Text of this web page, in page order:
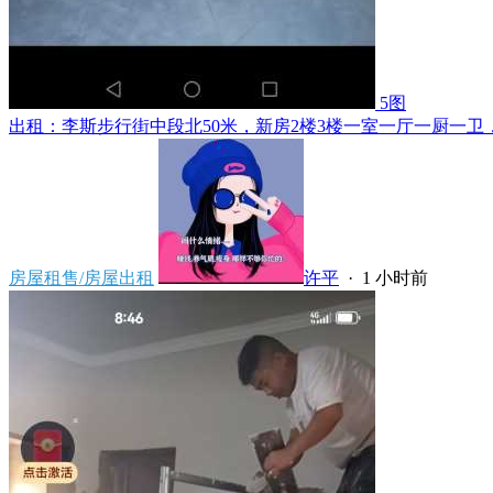
5图
出租：李斯步行街中段北50米，新房2楼3楼一室一厅一厨一卫
房屋租售/房屋出租 许平 · 1 小时前